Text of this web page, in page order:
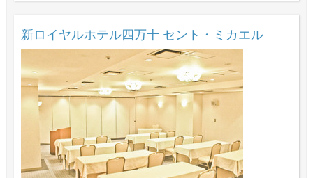
新ロイヤルホテル四万十 セント・ミカエル